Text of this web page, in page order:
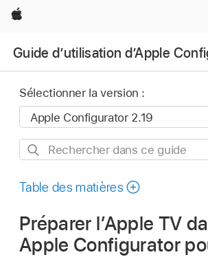
Apple
Sélectionner la version :
Rechercher
ce
Table des matières
Préparer l’Apple TV
Apple Configurator